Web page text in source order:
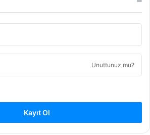
Unuttunuz mu?
Kayıt Ol